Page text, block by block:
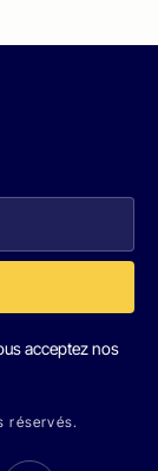
acceptez nos
réservés.